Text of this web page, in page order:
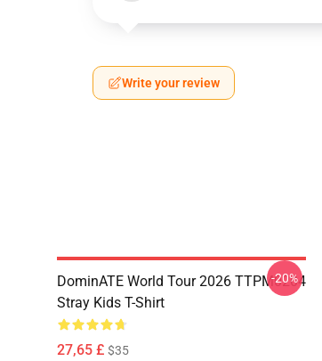
Write your review
DominATE World Tour 2026 TTPM0204
Stray Kids T-Shirt
27,65 £ $35
-20%